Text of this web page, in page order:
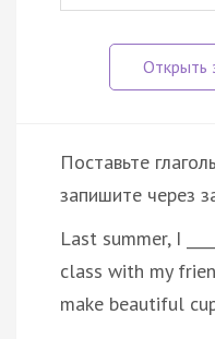
Поставьте
запишите через
Last summer, I
class with my
make beautiful